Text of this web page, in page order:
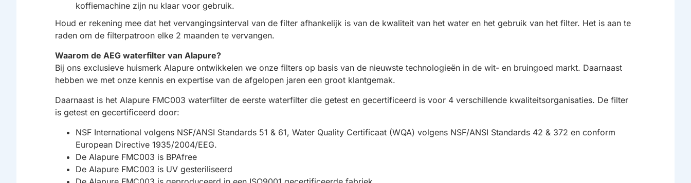
koffiemachine zijn nu klaar voor gebruik.
Houd er rekening mee dat het vervangingsinterval van de filter afhankelijk is van de kwaliteit van het water en het gebruik van het filter. Het is aan te
raden om de filterpatroon elke 2 maanden te vervangen.
Waarom de AEG waterfilter van Alapure?
Bij ons exclusieve huismerk Alapure ontwikkelen we onze filters op basis van de nieuwste technologieën in de wit- en bruingoed markt. Daarnaast
hebben we met onze kennis en expertise van de afgelopen jaren een groot klantgemak.
Daarnaast is het Alapure FMC003 waterfilter de eerste waterfilter die getest en gecertificeerd is voor 4 verschillende kwaliteitsorganisaties. De filter
is getest en gecertificeerd door:
NSF International volgens NSF/ANSI Standards 51 & 61, Water Quality Certificaat (WQA) volgens NSF/ANSI Standards 42 & 372 en conform
European Directive 1935/2004/EEG.
De Alapure FMC003 is BPAfree
De Alapure FMC003 is UV gesteriliseerd